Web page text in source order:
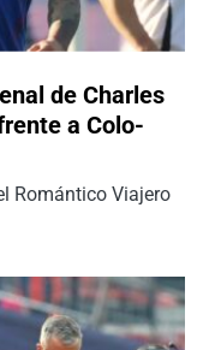
de Charles
a Colo-
Romántico Viajero